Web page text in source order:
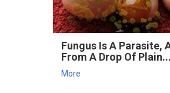
Fungus Is A Parasite,
From A Drop Of Plain...
More